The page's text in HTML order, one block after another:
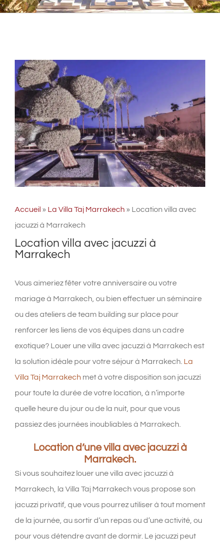
Accueil » La Villa Taj Marrakech » Location villa avec
jacuzzi à Marrakech
Location villa avec jacuzzi à
Marrakech
Vous aimeriez fêter votre anniversaire ou votre
mariage à Marrakech, ou bien effectuer un séminaire
ou des ateliers de team building sur place pour
renforcer les liens de vos équipes dans un cadre
exotique? Louer une villa avec jacuzzi à Marrakech est
la solution idéale pour votre séjour à Marrakech. La
Villa Taj Marrakech met à votre disposition son jacuzzi
pour toute la durée de votre location, à n’importe
quelle heure du jour ou de la nuit, pour que vous
passiez des journées inoubliables à Marrakech.
Location d’une villa avec jacuzzi à
Marrakech.
Si vous souhaitez louer une villa avec jacuzzi à
Marrakech, la Villa Taj Marrakech vous propose son
jacuzzi privatif, que vous pourrez utiliser à tout moment
de la journée, au sortir d’un repas ou d’une activité, ou
pour vous détendre avant de dormir. Le jacuzzi peut